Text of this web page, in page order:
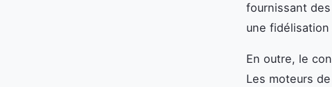
fournissant
une fidélisation
En outre, le
Les moteurs